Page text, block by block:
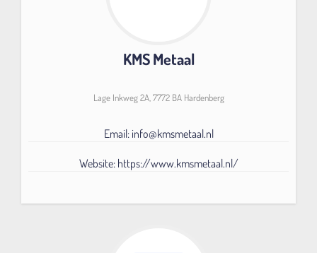
KMS Metaal
Lage Inkweg 2A, 7772 BA Hardenberg
Email: info@kmsmetaal.nl
Website: https://www.kmsmetaal.nl/